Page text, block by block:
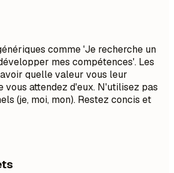
comme 'Je recherche un
mes compétences'. Les
quelle valeur vous leur
vous attendez d'eux. N'utilisez pas
(je, moi, mon). Restez concis et